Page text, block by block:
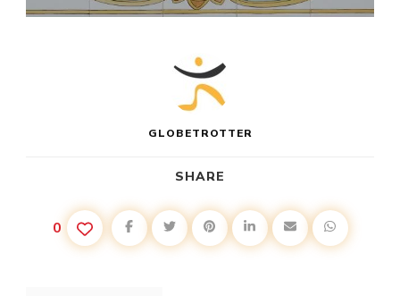
GLOBETROTTER
SHARE
0